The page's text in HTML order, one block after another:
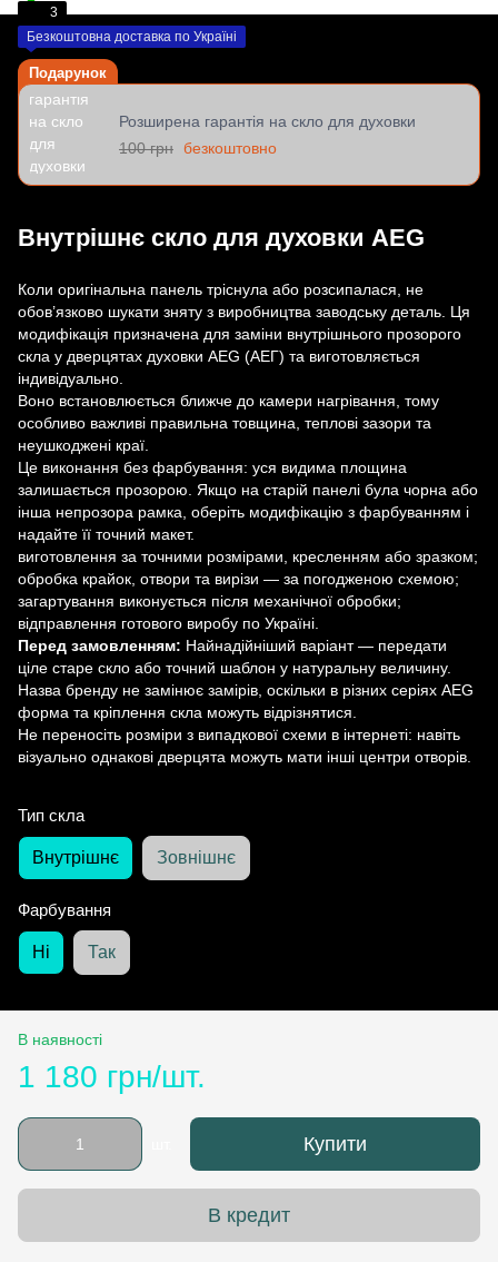
3
Безкоштовна доставка по Україні
Подарунок
Розширена гарантія на скло для духовки
100 грн безкоштовно
Внутрішнє скло для духовки AEG
Коли оригінальна панель тріснула або розсипалася, не
обов’язково шукати зняту з виробництва заводську деталь. Ця
модифікація призначена для заміни внутрішнього прозорого
скла у дверцятах духовки AEG (АЕГ) та виготовляється
індивідуально.
Воно встановлюється ближче до камери нагрівання, тому
особливо важливі правильна товщина, теплові зазори та
неушкоджені краї.
Це виконання без фарбування: уся видима площина
залишається прозорою. Якщо на старій панелі була чорна або
інша непрозора рамка, оберіть модифікацію з фарбуванням і
надайте її точний макет.
виготовлення за точними розмірами, кресленням або зразком;
обробка крайок, отвори та вирізи — за погодженою схемою;
загартування виконується після механічної обробки;
відправлення готового виробу по Україні.
Перед замовленням: Найнадійніший варіант — передати
ціле старе скло або точний шаблон у натуральну величину.
Назва бренду не замінює замірів, оскільки в різних серіях AEG
форма та кріплення скла можуть відрізнятися.
Не переносіть розміри з випадкової схеми в інтернеті: навіть
візуально однакові дверцята можуть мати інші центри отворів.
Тип скла
Внутрішнє Зовнішнє
Фарбування
Ні Так
В наявності
1 180 грн/шт.
Купити
В кредит